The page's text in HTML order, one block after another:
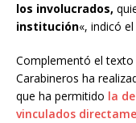
los involucrados,
institución«, indicó
Complementó el
Carabineros ha
que ha permitido la
vinculados